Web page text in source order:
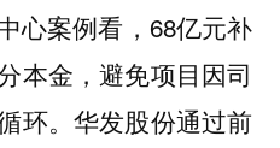
心案例看，68亿元补
本金，避免项目因司
环。华发股份通过前